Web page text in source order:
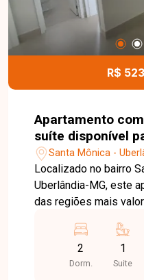
família. Esta é uma excelente oportunidade para
quem busca um
localizado e com
bairro Santa Mônica.
conhecer todos os
R$
Apartamento
suíte disponível
Santa Mônica em
Santa Mônica -
Localizado no bairro
Uberlândia-MG, este
das regiões mais
às principais vias e
supermercados,
farmácias,
2
Dorm.
1
Suite